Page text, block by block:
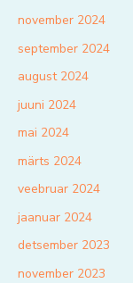
november 2024
september 2024
august 2024
juuni 2024
mai 2024
märts 2024
veebruar 2024
jaanuar 2024
detsember 2023
november 2023